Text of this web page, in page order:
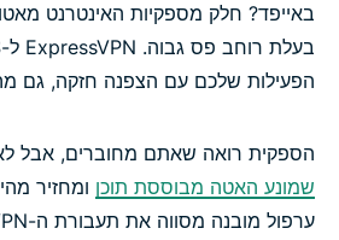
באייפד? חלק מספקיות האינטרנט
הפעילות שלכם עם הצפנה חזקה, גם
הספקית רואה שאתם מחוברים, אבל
שמונע האטה מבוססת תוכן ומחזיר